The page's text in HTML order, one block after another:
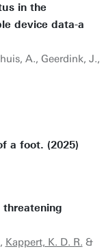
in the
device data-a
A., Geerdink, J.,
a foot. (2025)
Kappert, K. D. R. &